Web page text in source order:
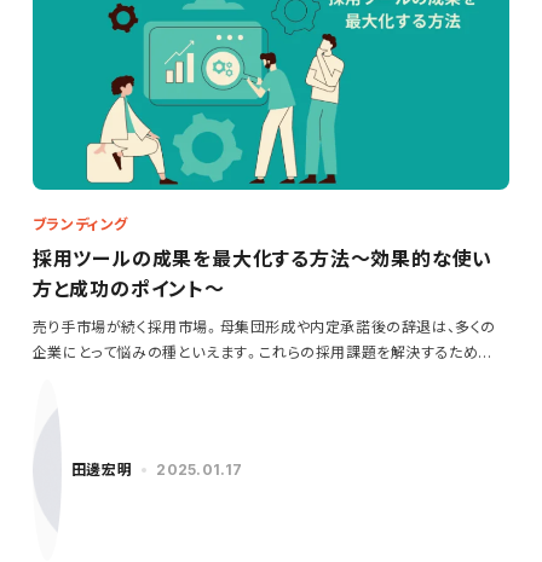
ブランディング
採用ツールの成果を最大化する方法～効果的な使い
方と成功のポイント～
売り手市場が続く採用市場。母集団形成や内定承諾後の辞退は、多くの
企業にとって悩みの種といえます。これらの採用課題を解決するため
田邊宏明 2025.01.17